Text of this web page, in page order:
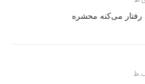
رفتار می‌کنه محشره